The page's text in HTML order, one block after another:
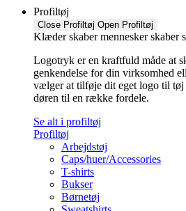
Profiltøj
Close Profiltøj Open Profiltøj
Klæder skaber mennesker skaber
Logotryk er en kraftfuld måde at
genkendelse for din virksomhed
vælger at tilføje dit eget logo til tøj
døren til en række fordele.
Se alt i profiltøj
Profiltøj
Arbejdstøj
Caps/huer/Accessories
T-shirts
Bukser
Børnetøj